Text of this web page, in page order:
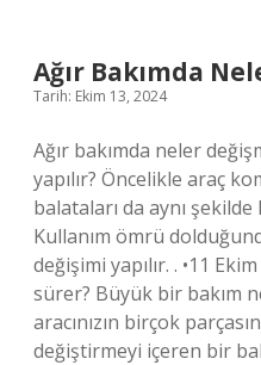
Ağır Bakımda
Tarih: Ekim 13, 2024
Ağır bakımda neler
yapılır? Öncelikle araç
balataları da aynı
Kullanım ömrü
değişimi yapılır. . •11
sürer? Büyük bir bakım
aracınızın birçok
değiştirmeyi içeren bir